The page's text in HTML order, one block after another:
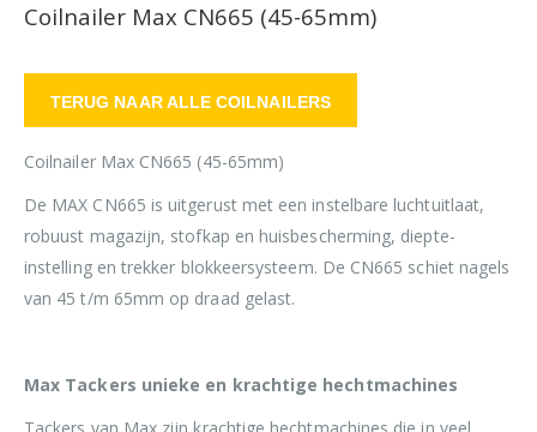
Coilnailer Max CN665 (45-65mm)
TERUG NAAR ALLE COILNAILERS
Coilnailer Max CN665 (45-65mm)
De MAX CN665 is uitgerust met een instelbare luchtuitlaat,
robuust magazijn, stofkap en huisbescherming, diepte-
instelling en trekker blokkeersysteem. De CN665 schiet nagels
van 45 t/m 65mm op draad gelast.
Max Tackers unieke en krachtige hechtmachines